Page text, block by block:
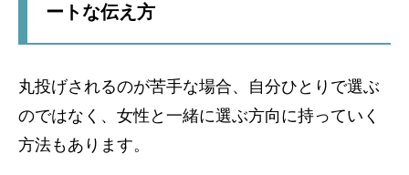
ートな伝え方
丸投げされるのが苦手な場合、自分ひとりで選ぶ
のではなく、女性と一緒に選ぶ方向に持っていく
方法もあります。